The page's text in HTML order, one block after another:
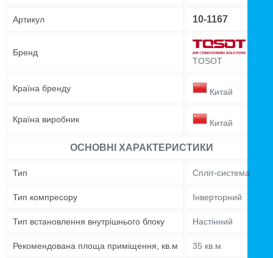
Артикул 10-1167
Бренд
TOSOT
Країна бренду Китай
Країна виробник Китай
ОСНОВНІ ХАРАКТЕРИСТИКИ
Тип Спліт-система
Тип компресору Інверторний
Тип встановлення внутрішнього блоку Настінний
Рекомендована площа приміщення, кв.м 35 кв.м